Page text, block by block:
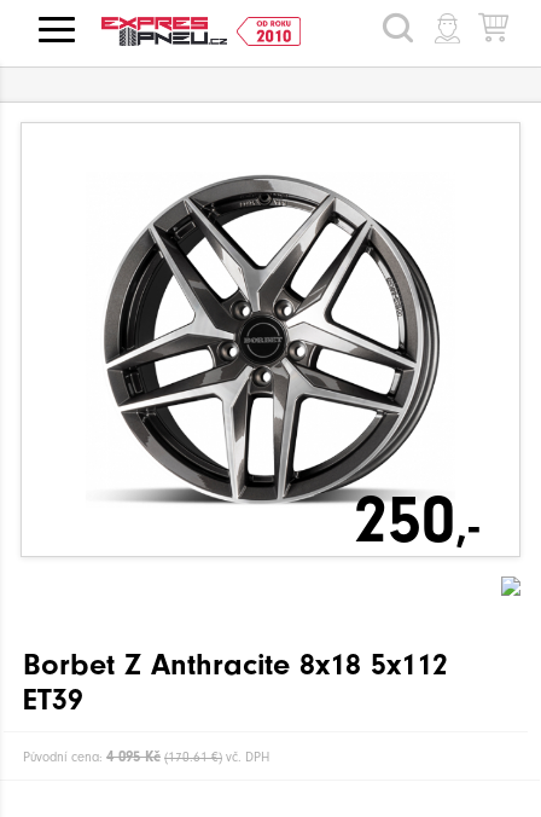
HLEDAT
250,-
Borbet Z Anthracite 8x18 5x112
ET39
Původní cena: 4 095 Kč (170.61 €) vč. DPH